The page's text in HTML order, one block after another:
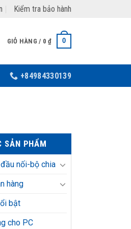
Kiểm tra bảo hành
GIỎ HÀNG / 0₫ 0
+84984330139
SẢN PHẨM
nối-bộ chia
hàng
bật
cho PC